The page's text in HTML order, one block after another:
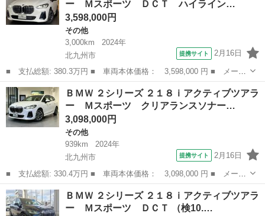
ボ ４Ｗ...
ー Ｍスポーツ ＤＣＴ ハイライン…
3,598,000円
その他
3,000km
2024年
北九州市
提携サイト 2月16日
■ 支払総額: 380.3万円 ■ 車両本体価格： 3,598,000 円 ■ メーカ
ー名： ＢＭＷ ■ 車種名： ２シリーズ ■ グレード名： ２１８
ｉアクティブツアラー Ｍスポーツ ＤＣＴ ハイラインＰＫＧテク
ノロジ－...
福岡 北九州市 その他
ＢＭＷ ２シリーズ ２１８ｉアクティブツアラ
ー Ｍスポーツ クリアランスソナー…
3,098,000円
その他
939km
2024年
北九州市
提携サイト 2月16日
■ 支払総額: 330.4万円 ■ 車両本体価格： 3,098,000 円 ■ メーカ
ー名： ＢＭＷ ■ 車種名： ２シリーズ ■ グレード名： ２１８
ｉアクティブツアラー Ｍスポーツ クリアランスソナー オートク
ルーズコ...
福岡 北九州市
ＢＭＷ ２シリーズ ２１８ｉアクティブツアラ
ー Ｍスポーツ ＤＣＴ （検10.…